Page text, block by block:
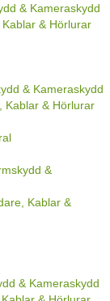
& Kameraskydd
& Hörlurar
& Kameraskydd
Kablar & Hörlurar
&
Kablar &
& Kameraskydd